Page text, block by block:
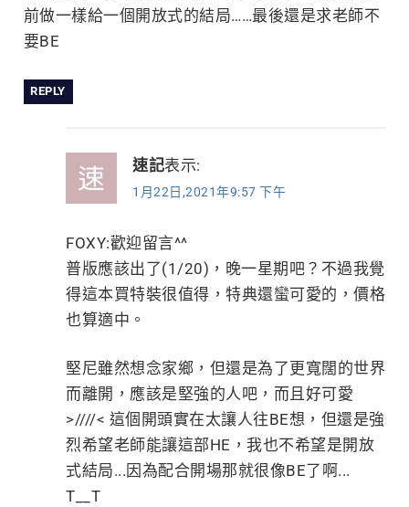
前做一樣給一個開放式的結局……最後還是求老師不
要BE
REPLY
速記表示:
1月22日,2021年9:57 下午
FOXY:歡迎留言^^
普版應該出了(1/20)，晚一星期吧？不過我覺
得這本買特裝很值得，特典還蠻可愛的，價格
也算適中。
堅尼雖然想念家鄉，但還是為了更寬闊的世界
而離開，應該是堅強的人吧，而且好可愛
>////< 這個開頭實在太讓人往BE想，但還是強
烈希望老師能讓這部HE，我也不希望是開放
式結局...因為配合開場那就很像BE了啊...
T__T